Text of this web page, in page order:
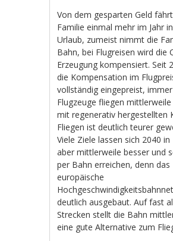
Von dem gesparten Geld
Familie einmal mehr im Jahr
Urlaub, zumeist nimmt die
Bahn, bei Flugreisen wird die
Erzeugung kompensiert. Seit
die Kompensation im
vollständig eingepreist,
Flugzeuge fliegen
mit regenerativ hergestellten
Fliegen ist deutlich teurer
Viele Ziele lassen sich 2040 in
aber mittlerweile besser und
per Bahn erreichen, denn das
europäische
deutlich ausgebaut. Auf fast
Strecken stellt die Bahn
eine gute Alternative zum